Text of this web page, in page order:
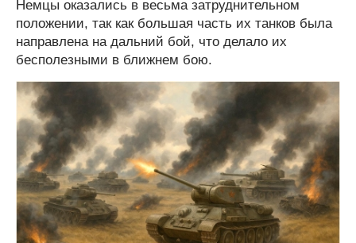
Немцы оказались в весьма затруднительном
положении, так как большая часть их танков была
направлена на дальний бой, что делало их
бесполезными в ближнем бою.